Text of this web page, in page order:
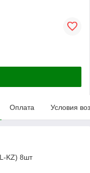
Оплата Условия
KZ) 8шт